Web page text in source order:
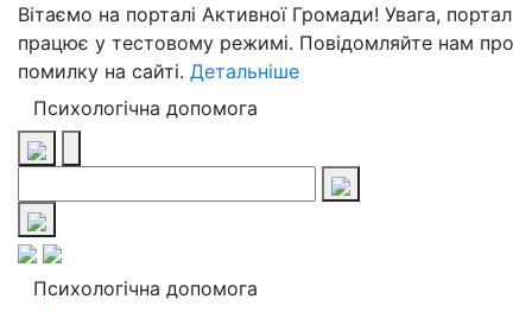
Вітаємо на порталі Активної Громади! Увага, портал
працює у тестовому режимі. Повідомляйте нам про
помилку на сайті. Детальніше
Психологічна допомога
Психологічна допомога